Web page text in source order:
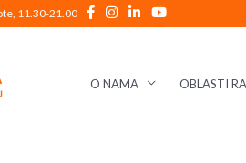
11.30-21.00
O NAMA OBLASTI